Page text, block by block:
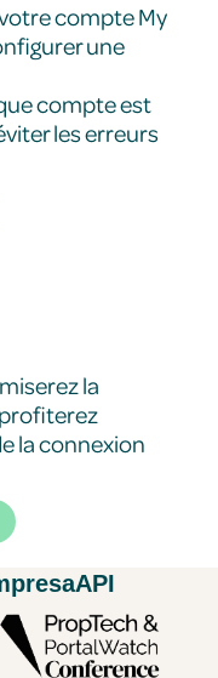
compte My
une
compte est
les erreurs
la
la connexion
API